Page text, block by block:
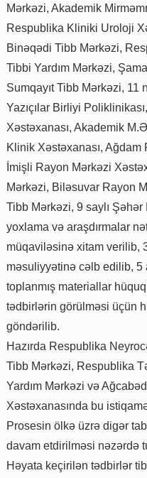
Mərkəzi, Akademik
Respublika Kliniki Uroloji
Binəqədi Tibb Mərkəzi,
Tibbi Yardım Mərkəzi,
Sumqayıt Tibb Mərkəzi, 11
Yazıçılar Birliyi
Xəstəxanası, Akademik
Klinik Xəstəxanası, Ağdam
İmişli Rayon Mərkəzi
Mərkəzi, Biləsuvar Rayon
Tibb Mərkəzi, 9 saylı Şəhər
yoxlama və araşdırmalar
müqaviləsinə xitam verilib,
məsuliyyətinə cəlb edilib, 5
toplanmış materiallar
tədbirlərin görülməsi üçün
göndərilib.
Hazırda Respublika
Tibb Mərkəzi, Respublika
Yardım Mərkəzi və
Xəstəxanasında bu
Prosesin ölkə üzrə digər
davam etdirilməsi nəzərdə
Həyata keçirilən tədbirlər